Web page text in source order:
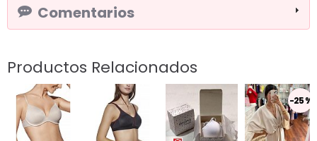
Comentarios
Productos Relacionados
-25 %